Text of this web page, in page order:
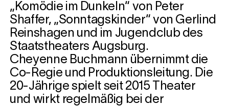
„Komödie im Dunkeln“ von Peter
Shaffer, „Sonntagskinder“ von Gerlind
Reinshagen und im Jugendclub des
Staatstheaters Augsburg.
Cheyenne Buchmann übernimmt die
Co-Regie und Produktionsleitung. Die
20-Jährige spielt seit 2015 Theater
und wirkt regelmäßig bei der